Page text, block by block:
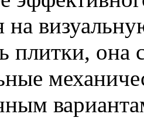
плитки, она